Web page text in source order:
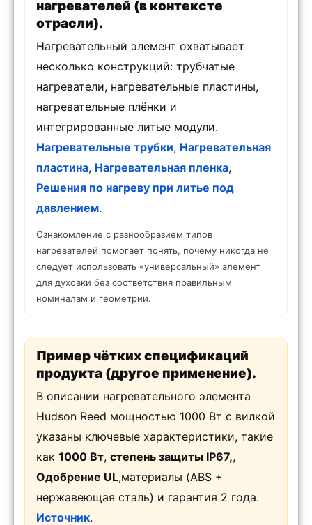
нагревателей (в контексте
отрасли).
Нагревательный элемент охватывает
несколько конструкций: трубчатые
нагреватели, нагревательные пластины,
нагревательные плёнки и
интегрированные литые модули.
Нагревательные трубки, Нагревательная
пластина, Нагревательная пленка,
Решения по нагреву при литье под
давлением.
Ознакомление с разнообразием типов
нагревателей помогает понять, почему никогда не
следует использовать «универсальный» элемент
для духовки без соответствия правильным
номиналам и геометрии.
Пример чётких спецификаций
продукта (другое применение).
В описании нагревательного элемента
Hudson Reed мощностью 1000 Вт с вилкой
указаны ключевые характеристики, такие
как 1000 Вт, степень защиты IP67,,
Одобрение UL,материалы (ABS +
нержавеющая сталь) и гарантия 2 года.
Источник.